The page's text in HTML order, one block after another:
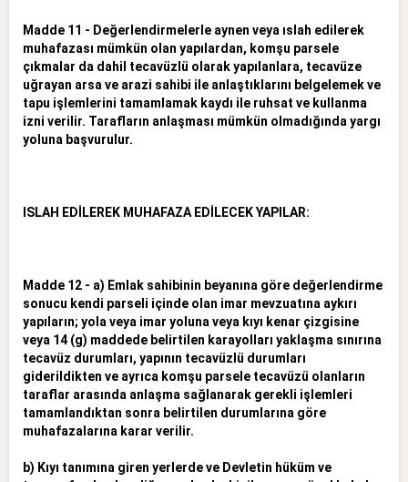
Madde 11 - Değerlendirmelerle aynen veya ıslah edilerek
muhafazası mümkün olan yapılardan, komşu parsele
çıkmalar da dahil tecavüzlü olarak yapılanlara, tecavüze
uğrayan arsa ve arazi sahibi ile anlaştıklarını belgelemek ve
tapu işlemlerini tamamlamak kaydı ile ruhsat ve kullanma
izni verilir. Tarafların anlaşması mümkün olmadığında yargı
yoluna başvurulur.
ISLAH EDİLEREK MUHAFAZA EDİLECEK YAPILAR:
Madde 12 - a) Emlak sahibinin beyanına göre değerlendirme
sonucu kendi parseli içinde olan imar mevzuatına aykırı
yapıların; yola veya imar yoluna veya kıyı kenar çizgisine
veya 14 (g) maddede belirtilen karayolları yaklaşma sınırına
tecavüz durumları, yapının tecavüzlü durumları
giderildikten ve ayrıca komşu parsele tecavüzü olanların
taraflar arasında anlaşma sağlanarak gerekli işlemleri
tamamlandıktan sonra belirtilen durumlarına göre
muhafazalarına karar verilir.
b) Kıyı tanımına giren yerlerde ve Devletin hüküm ve